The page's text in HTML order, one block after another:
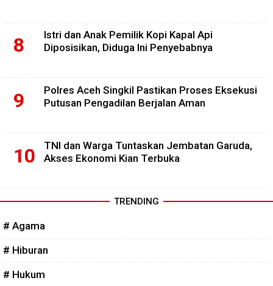
Istri dan Anak Pemilik Kopi Kapal Api
Diposisikan, Diduga Ini Penyebabnya
Polres Aceh Singkil Pastikan Proses Eksekusi
Putusan Pengadilan Berjalan Aman
TNI dan Warga Tuntaskan Jembatan Garuda,
Akses Ekonomi Kian Terbuka
TRENDING
# Agama
# Hiburan
# Hukum